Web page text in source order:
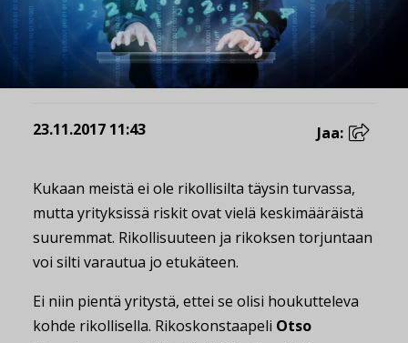
23.11.2017 11:43 Jaa:
Kukaan meistä ei ole rikollisilta täysin turvassa,
mutta yrityksissä riskit ovat vielä keskimääräistä
suuremmat. Rikollisuuteen ja rikoksen torjuntaan
voi silti varautua jo etukäteen.
Ei niin pientä yritystä, ettei se olisi houkutteleva
kohde rikollisella. Rikoskonstaapeli Otso